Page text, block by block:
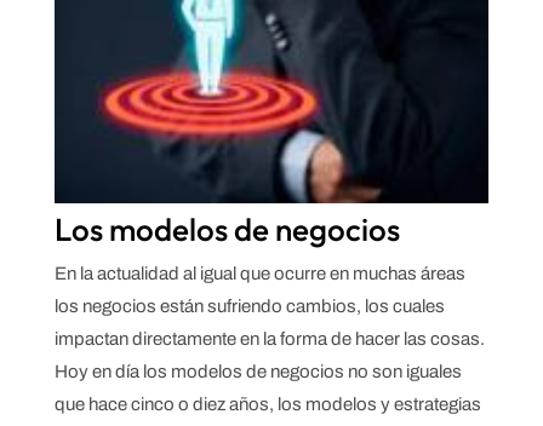
Los modelos de negocios
En la actualidad al igual que ocurre en muchas áreas
los negocios están sufriendo cambios, los cuales
impactan directamente en la forma de hacer las cosas.
Hoy en día los modelos de negocios no son iguales
que hace cinco o diez años, los modelos y estrategias